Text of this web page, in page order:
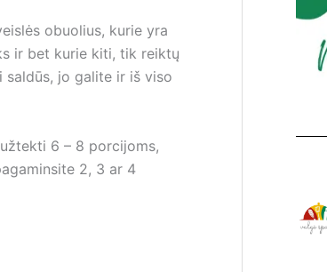
obuolius, kurie yra
ir bet kurie kiti, tik reiktų
saldūs, jo galite ir iš viso
6 – 8 porcijoms,
2, 3 ar 4